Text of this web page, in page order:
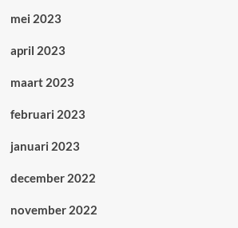
mei 2023
april 2023
maart 2023
februari 2023
januari 2023
december 2022
november 2022